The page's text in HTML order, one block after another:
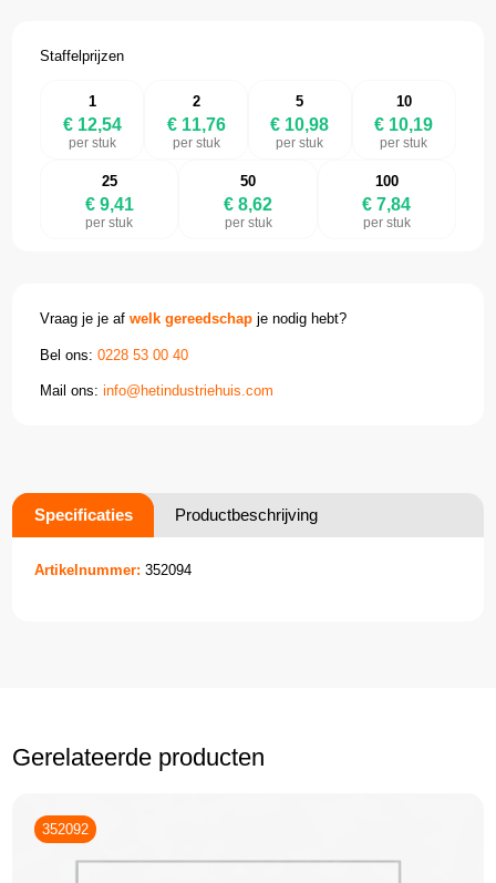
Staffelprijzen
1
€ 12,54
per stuk
2
€ 11,76
per stuk
5
€ 10,98
per stuk
10
€ 10,19
per stuk
25
€ 9,41
per stuk
50
€ 8,62
per stuk
100
€ 7,84
per stuk
Vraag je je afwelk gereedschap je nodig hebt?
Bel ons:0228 53 00 40
Mail ons:info@hetindustriehuis.com
Specificaties Productbeschrijving
Artikelnummer: 352094
Gerelateerde producten
352092